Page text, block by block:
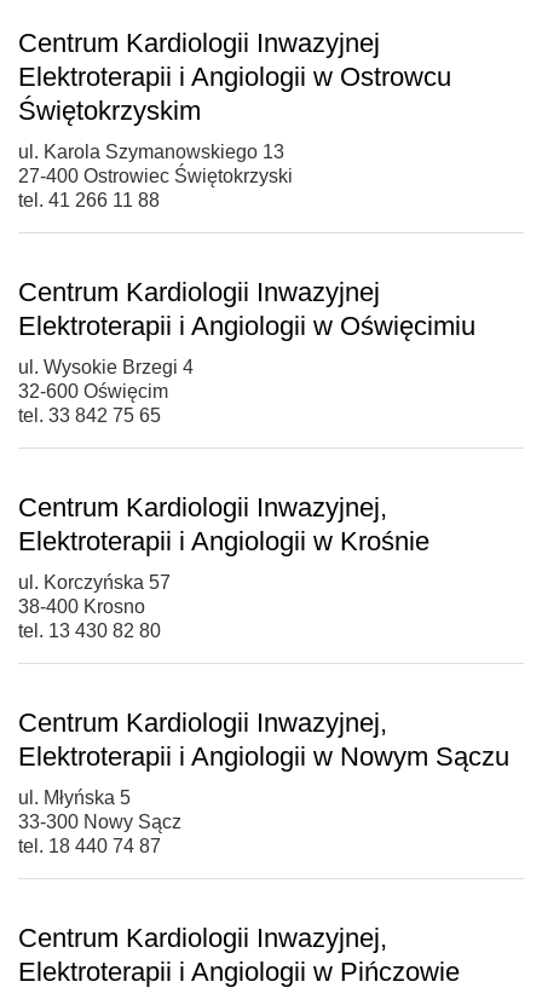
Centrum Kardiologii Inwazyjnej
Elektroterapii i Angiologii w Ostrowcu
Świętokrzyskim
ul. Karola Szymanowskiego 13
27-400 Ostrowiec Świętokrzyski
tel. 41 266 11 88
Centrum Kardiologii Inwazyjnej
Elektroterapii i Angiologii w Oświęcimiu
ul. Wysokie Brzegi 4
32-600 Oświęcim
tel. 33 842 75 65
Centrum Kardiologii Inwazyjnej,
Elektroterapii i Angiologii w Krośnie
ul. Korczyńska 57
38-400 Krosno
tel. 13 430 82 80
Centrum Kardiologii Inwazyjnej,
Elektroterapii i Angiologii w Nowym Sączu
ul. Młyńska 5
33-300 Nowy Sącz
tel. 18 440 74 87
Centrum Kardiologii Inwazyjnej,
Elektroterapii i Angiologii w Pińczowie